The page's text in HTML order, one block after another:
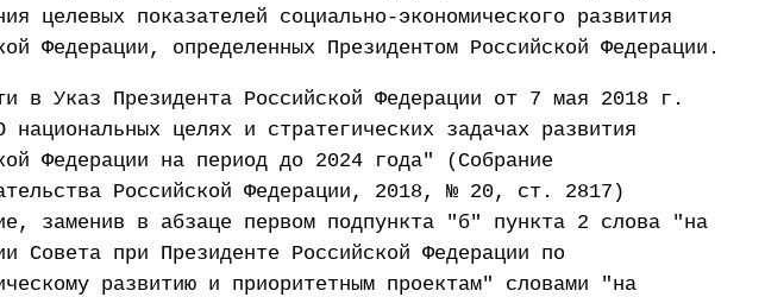
целевых показателей социально-экономического развития
Федерации, определенных Президентом Российской Федерации.
в Указ Президента Российской Федерации от 7 мая 2018 г.
целях и стратегических задачах развития
Федерации на период до 2024 года" (Собрание
Российской Федерации, 2018, № 20, ст. 2817)
заменив в абзаце первом подпункта "б" пункта 2 слова "на
Совета при Президенте Российской Федерации по
развитию и приоритетным проектам" словами "на